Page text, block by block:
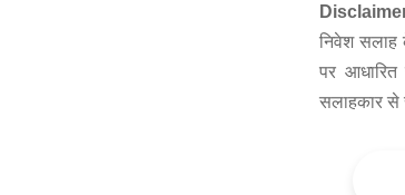
निवेश सलाह
पर
सलाहकार